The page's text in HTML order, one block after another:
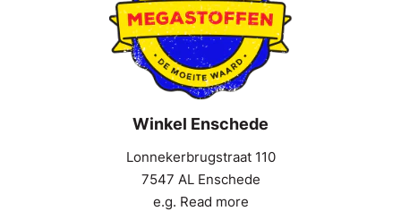
Winkel Enschede
Lonnekerbrugstraat 110
7547 AL Enschede
e.g. Read more